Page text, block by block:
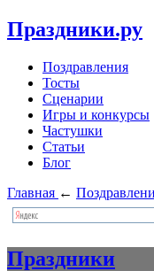
Праздники.ру
Поздравления
Тосты
Сценарии
Игры и конкурсы
Частушки
Статьи
Блог
Главная ←
Праздники